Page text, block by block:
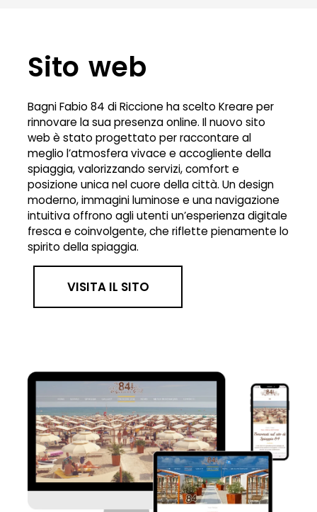
Sito web
Bagni Fabio 84 di Riccione ha scelto Kreare per
rinnovare la sua presenza online. Il nuovo sito
web è stato progettato per raccontare al
meglio l’atmosfera vivace e accogliente della
spiaggia, valorizzando servizi, comfort e
posizione unica nel cuore della città. Un design
moderno, immagini luminose e una navigazione
intuitiva offrono agli utenti un’esperienza digitale
fresca e coinvolgente, che riflette pienamente lo
spirito della spiaggia.
VISITA IL SITO